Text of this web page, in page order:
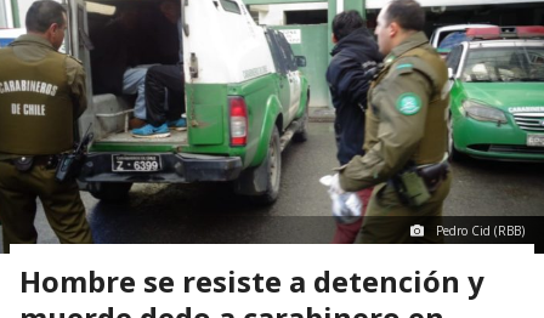
Pedro Cid (RBB)
Hombre se resiste a detención y